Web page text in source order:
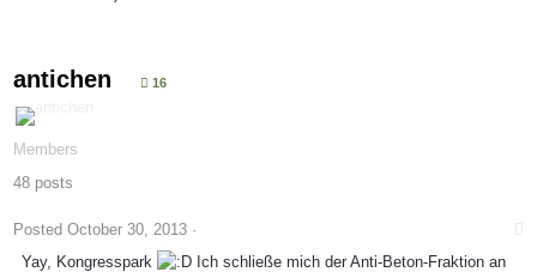
antichen 16
Members
48 posts
Posted October 30, 2013 ·
Yay, Kongresspark
Ich schließe mich der Anti-Beton-Fraktion an